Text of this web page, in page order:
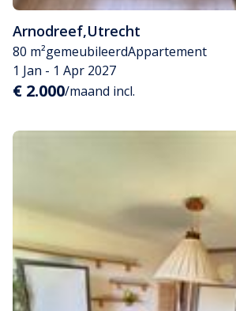
Arnodreef,Utrecht
80 m²gemeubileerdAppartement
1 Jan - 1 Apr 2027
€ 2.000/maand incl.